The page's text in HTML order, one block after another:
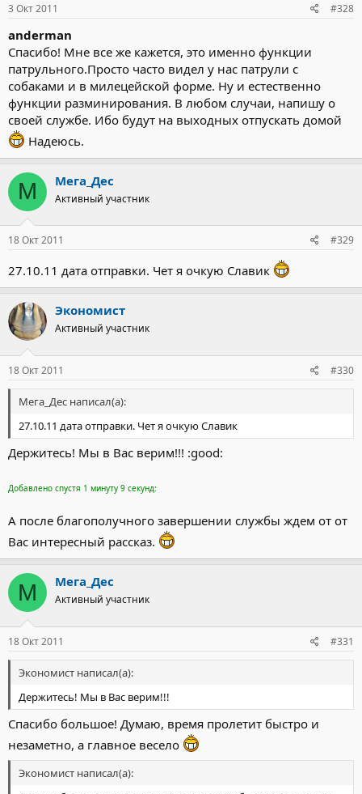
3 Окт 2011 #328
anderman
Спасибо! Мне все же кажется, это именно функции
патрульного.Просто часто видел у нас патрули с
собаками и в милецейской форме. Ну и естественно
функции разминирования. В любом случаи, напишу о
своей службе. Ибо будут на выходных отпускать домой
Надеюсь.
М Мега_Дес
Активный участник
18 Окт 2011 #329
27.10.11 дата отправки. Чет я очкую Славик
Экономист
Активный участник
18 Окт 2011 #330
Мега_Дес написал(а):
27.10.11 дата отправки. Чет я очкую Славик
Держитесь! Мы в Вас верим!!! :good:
Добавлено спустя 1 минуту 9 секунд:
А после благополучного завершении службы ждем от от
Вас интересный рассказ.
М Мега_Дес
Активный участник
18 Окт 2011 #331
Экономист написал(а):
Держитесь! Мы в Вас верим!!!
Спасибо большое! Думаю, время пролетит быстро и
незаметно, а главное весело
Экономист написал(а):